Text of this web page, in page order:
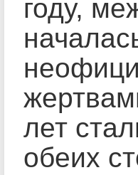
году,
лет
обеих